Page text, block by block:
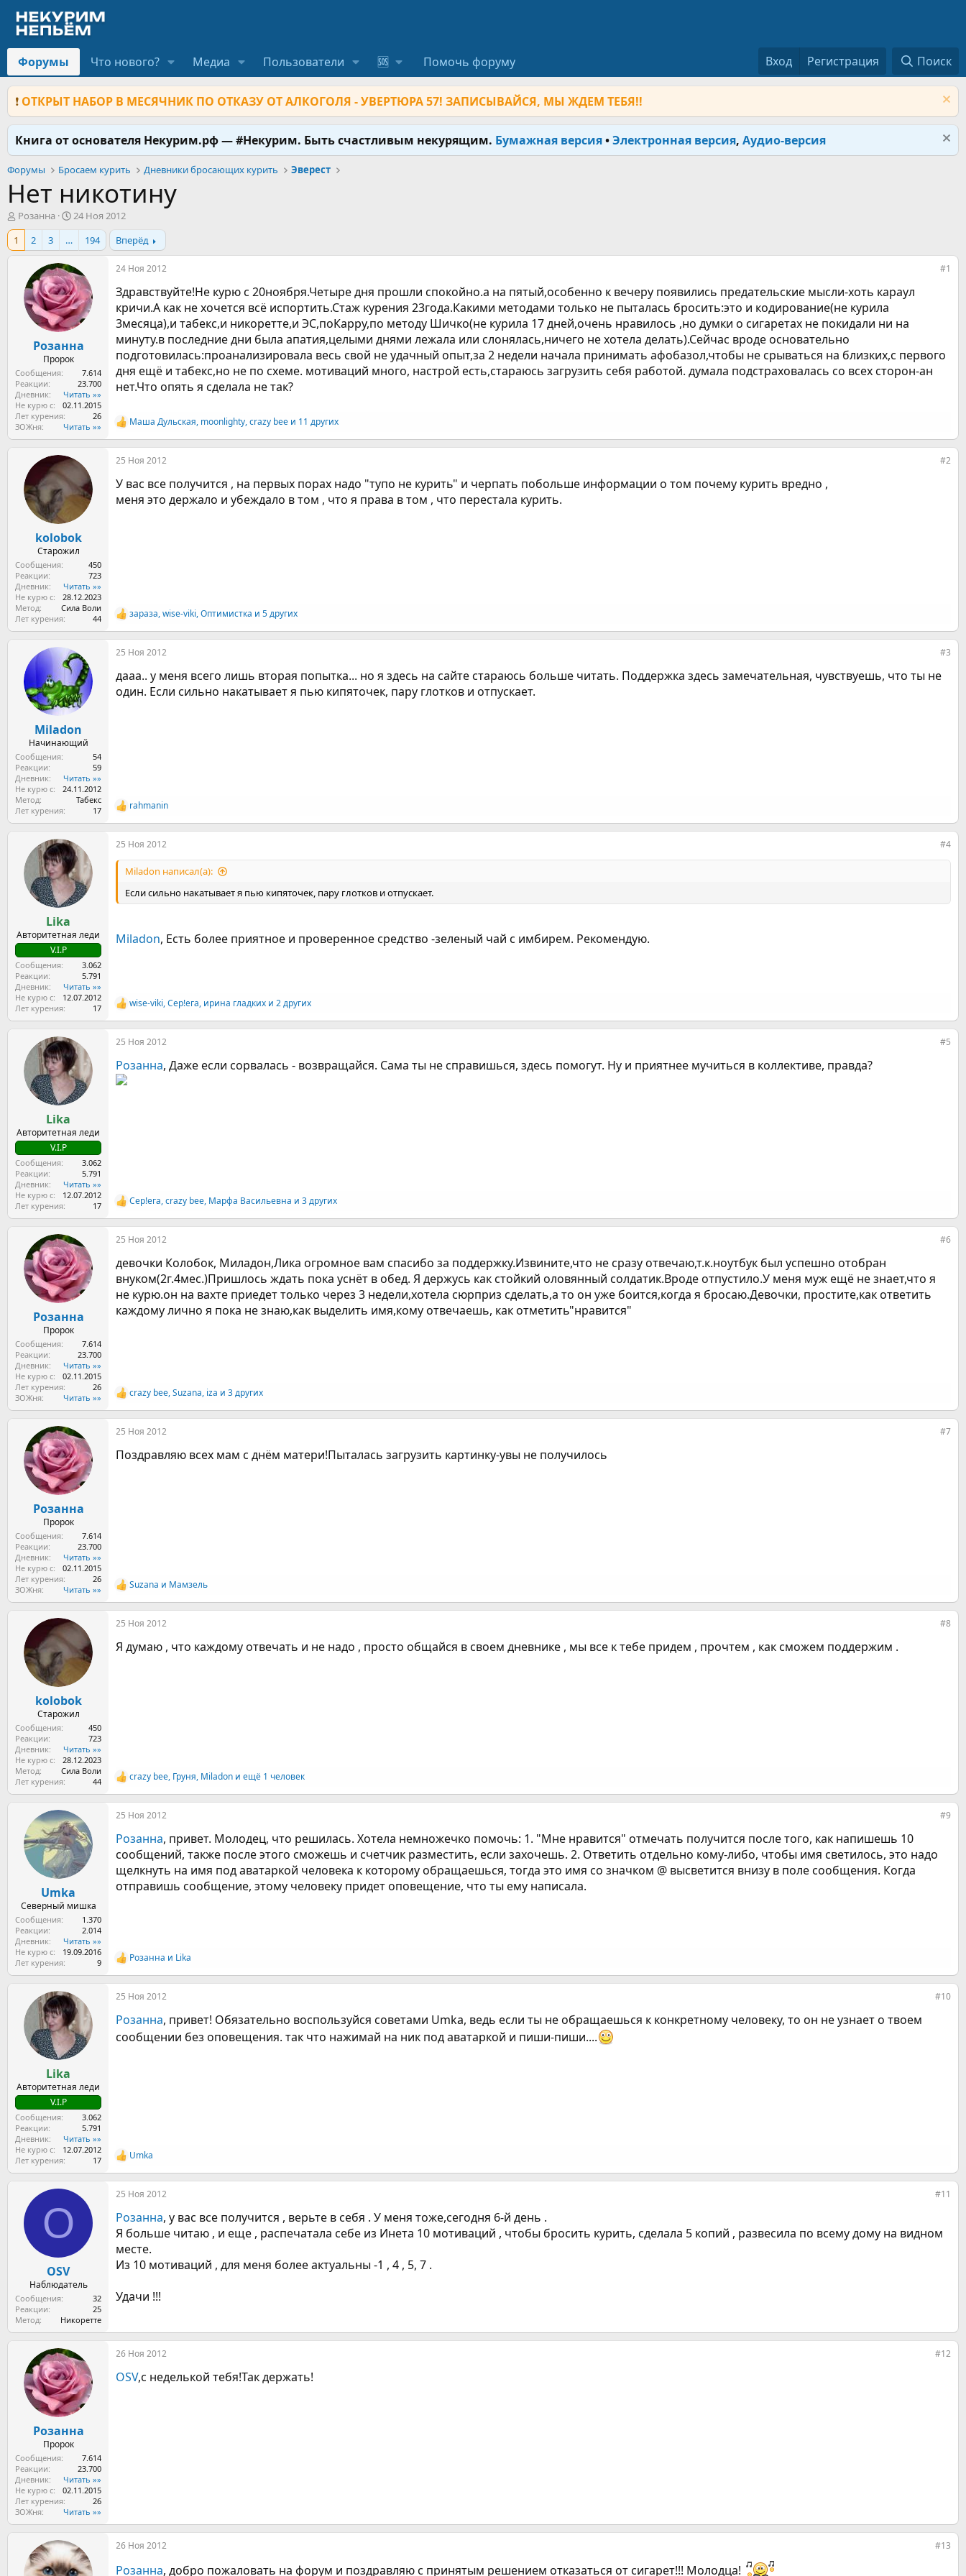
Форумы Что нового? Медиа Пользователи 🆘 Помочь форуму Вход Регистрация Поиск
❗ ОТКРЫТ НАБОР В МЕСЯЧНИК ПО ОТКАЗУ ОТ АЛКОГОЛЯ - УВЕРТЮРА 57! ЗАПИСЫВАЙСЯ, МЫ ЖДЕМ ТЕБЯ!!
Книга от основателя Некурим.рф — #Некурим. Быть счастливым некурящим. Бумажная версия•Электронная версия, Аудио-версия
Форумы Бросаем курить Дневники бросающих курить Эверест
Нет никотину
А
в
о
м
Розанна
Д
а
а
н
а
ч
а
л
а
24 Ноя 2012
1
2 3 … 194 Вперёд
Розанна
Пророк
Сообщения
7.614
Реакции
23.700
Дневник
Читать »»
Не курю с
02.11.2015
Лет курения
26
ЗОЖня
Читать »»
24 Ноя 2012 #1
Здравствуйте!Не курю с 20ноября.Четыре дня прошли спокойно.а на пятый,особенно к вечеру появились предательские мысли-хоть караул
кричи.А как не хочется всё испортить.Стаж курения 23года.Какими методами только не пыталась бросить:это и кодирование(не курила
3месяца),и табекс,и никоретте,и ЭС,поКарру,по методу Шичко(не курила 17 дней,очень нравилось ,но думки о сигаретах не покидали ни на
минуту.в последние дни была апатия,целыми днями лежала или слонялась,ничего не хотела делать).Сейчас вроде основательно
подготовилась:проанализировала весь свой не удачный опыт,за 2 недели начала принимать афобазол,чтобы не срываться на близких,с первого
дня ещё и табекс,но не по схеме. мотиваций много, настрой есть,стараюсь загрузить себя работой. думала подстраховалась со всех сторон-ан
нет.Что опять я сделала не так?
Р
е
а
к
и
и
:
Маша Дульская, moonlighty,crazy bee и 11 других
kolobok
Старожил
Сообщения
450
Реакции
723
Дневник
Читать »»
Не курю с
28.12.2023
Метод
Сила Воли
Лет курения
44
25 Ноя 2012 #2
У вас все получится , на первых порах надо "тупо не курить" и черпать побольше информации о том почему курить вредно ,
меня это держало и убеждало в том , что я права в том , что перестала курить.
Р
е
а
к
и
и
:
зараза,wise-viki,Оптимистка и 5 других
Miladon
Начинающий
Сообщения
54
Реакции
59
Дневник
Читать »»
Не курю с
24.11.2012
Метод
Табекс
Лет курения
17
25 Ноя 2012 #3
дааа.. у меня всего лишь вторая попытка... но я здесь на сайте стараюсь больше читать. Поддержка здесь замечательная, чувствуешь, что ты не
один. Если сильно накатывает я пью кипяточек, пару глотков и отпускает.
Р
е
а
к
rahmanin
Lika
Авторитетная леди
V.I.P
Сообщения
3.062
Реакции
5.791
Дневник
Читать »»
Не курю с
12.07.2012
Лет курения
17
25 Ноя 2012 #4
Miladon написал(а):
Если сильно накатывает я пью кипяточек, пару глотков и отпускает.
Miladon, Есть более приятное и проверенное средство -зеленый чай с имбирем. Рекомендую.
Р
е
а
к
и
и
:
wise-viki,Сер!ега, ирина гладких и 2 других
Lika
Авторитетная леди
V.I.P
Сообщения
3.062
Реакции
5.791
Дневник
Читать »»
Не курю с
12.07.2012
Лет курения
17
25 Ноя 2012 #5
Розанна, Даже если сорвалась - возвращайся. Сама ты не справишься, здесь помогут. Ну и приятнее мучиться в коллективе, правда?
Р
е
а
к
и
и
:
Сер!ега,crazy bee, Марфа Васильевна и 3 других
Розанна
Пророк
Сообщения
7.614
Реакции
23.700
Дневник
Читать »»
Не курю с
02.11.2015
Лет курения
26
ЗОЖня
Читать »»
25 Ноя 2012 #6
девочки Колобок, Миладон,Лика огромное вам спасибо за поддержку.Извините,что не сразу отвечаю,т.к.ноутбук был успешно отобран
внуком(2г.4мес.)Пришлось ждать пока уснёт в обед. Я держусь как стойкий оловянный солдатик.Вроде отпустило.У меня муж ещё не знает,что я
не курю.он на вахте приедет только через 3 недели,хотела сюрприз сделать,а то он уже боится,когда я бросаю.Девочки, простите,как ответить
каждому лично я пока не знаю,как выделить имя,кому отвечаешь, как отметить"нравится"
Р
е
а
к
и
crazy bee,Suzana, iza и 3 других
Розанна
Пророк
Сообщения
7.614
Реакции
23.700
Дневник
Читать »»
Не курю с
02.11.2015
Лет курения
26
ЗОЖня
Читать »»
25 Ноя 2012 #7
Поздравляю всех мам с днём матери!Пыталась загрузить картинку-увы не получилось
Р
е
а
к
и
Suzana и Мамзель
kolobok
Старожил
Сообщения
450
Реакции
723
Дневник
Читать »»
Не курю с
28.12.2023
Метод
Сила Воли
Лет курения
44
25 Ноя 2012 #8
Я думаю , что каждому отвечать и не надо , просто общайся в своем дневнике , мы все к тебе придем , прочтем , как сможем поддержим .
Р
е
а
к
и
и
:
crazy bee, Груня, Miladon и ещё 1 человек
Umka
Северный мишка
Сообщения
1.370
Реакции
2.014
Дневник
Читать »»
Не курю с
19.09.2016
Лет курения
9
25 Ноя 2012 #9
Розанна, привет. Молодец, что решилась. Хотела немножечко помочь: 1. "Мне нравится" отмечать получится после того, как напишешь 10
сообщений, также после этого сможешь и счетчик разместить, если захочешь. 2. Ответить отдельно кому-либо, чтобы имя светилось, это надо
щелкнуть на имя под аватаркой человека к которому обращаешься, тогда это имя со значком @ высветится внизу в поле сообщения. Когда
отправишь сообщение, этому человеку придет оповещение, что ты ему написала.
Р
е
а
к
и
:
Розанна и Lika
Lika
Авторитетная леди
V.I.P
Сообщения
3.062
Реакции
5.791
Дневник
Читать »»
Не курю с
12.07.2012
Лет курения
17
25 Ноя 2012 #10
Розанна, привет! Обязательно воспользуйся советами Umka, ведь если ты не обращаешься к конкретному человеку, то он не узнает о твоем
сообщении без оповещения. так что нажимай на ник под аватаркой и пиши-пиши....
Р
е
а
к
и
и
:
Umka
O
OSV
Наблюдатель
Сообщения
32
Реакции
25
Метод
Никоретте
25 Ноя 2012 #11
Розанна, у вас все получится , верьте в себя . У меня тоже,сегодня 6-й день .
Я больше читаю , и еще , распечатала себе из Инета 10 мотиваций , чтобы бросить курить, сделала 5 копий , развесила по всему дому на видном
месте.
Из 10 мотиваций , для меня более актуальны -1 , 4 , 5, 7 .
Удачи !!!
Розанна
Пророк
Сообщения
7.614
Реакции
23.700
Дневник
Читать »»
Не курю с
02.11.2015
Лет курения
26
ЗОЖня
Читать »»
26 Ноя 2012 #12
OSV,с неделькой тебя!Так держать!
26 Ноя 2012 #13
Розанна, добро пожаловать на форум и поздравляю с принятым решением отказаться от сигарет!!! Молодца!